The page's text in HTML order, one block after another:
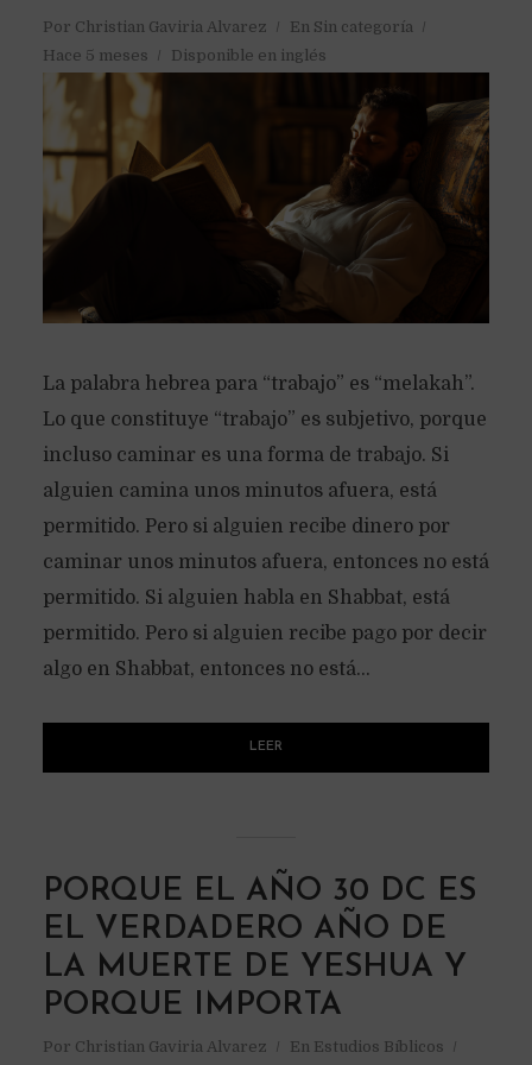
Por Christian Gaviria Alvarez En Sin categoría
Hace 5 meses
Disponible en inglés
La palabra hebrea para “trabajo” es “melakah”.
Lo que constituye “trabajo” es subjetivo, porque
incluso caminar es una forma de trabajo. Si
alguien camina unos minutos afuera, está
permitido. Pero si alguien recibe dinero por
caminar unos minutos afuera, entonces no está
permitido. Si alguien habla en Shabbat, está
permitido. Pero si alguien recibe pago por decir
algo en Shabbat, entonces no está...
LEER
PORQUE EL AÑO 30 DC ES
EL VERDADERO AÑO DE
LA MUERTE DE YESHUA Y
PORQUE IMPORTA
Por Christian Gaviria Alvarez En Estudios Bíblicos